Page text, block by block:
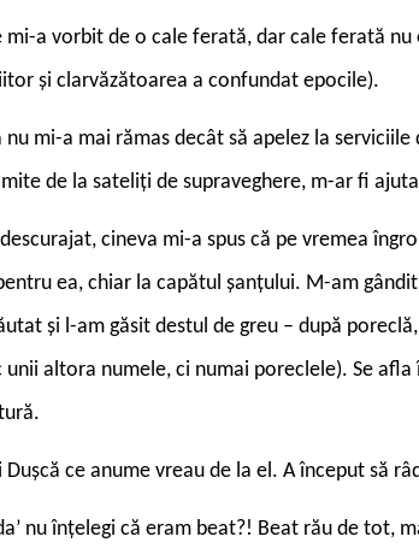
mi-a vorbit de o cale ferată, dar cale ferată nu
și clarvăzătoarea a confundat epocile).
nu mi-a mai rămas decât să apelez la
de la sateliți de supraveghere, m-ar fi
cineva mi-a spus că pe vremea
ea, chiar la capătul șanțului. M-am
și l-am găsit destul de greu – după
unii altora numele, ci numai poreclele). Se
ce anume vreau de la el. A început să
nu înțelegi că eram beat?! Beat rău de tot,